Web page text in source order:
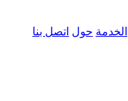
الخدمة حول اتصل بنا